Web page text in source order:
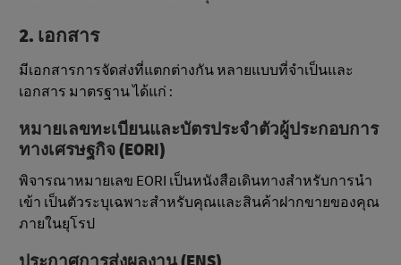
2. เอกสาร
มีเอกสารการจัดส่งที่แตกต่างกัน หลายแบบที่จําเป็นและ
เอกสาร มาตรฐาน ได้แก่ :
หมายเลขทะเบียนและบัตรประจําตัวผู้ประกอบการ
ทางเศรษฐกิจ (EORI)
พิจารณาหมายเลข EORI เป็นหนังสือเดินทางสําหรับการนํา
เข้า เป็นตัวระบุเฉพาะสําหรับคุณและสินค้าฝากขายของคุณ
ภายในยุโรป